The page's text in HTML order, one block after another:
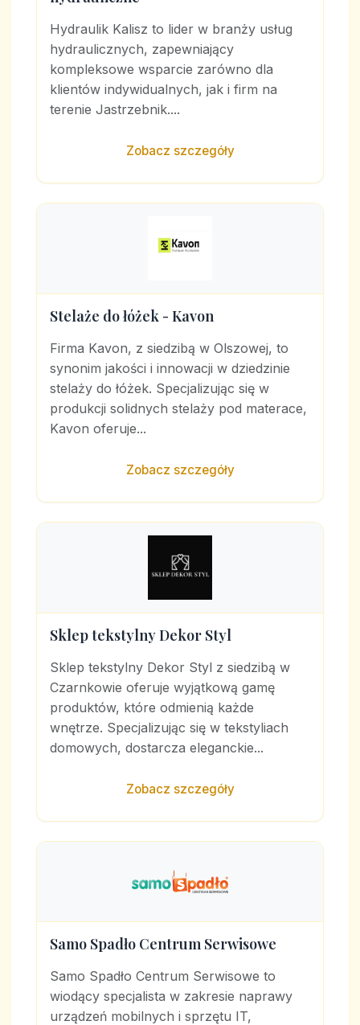
Hydraulik Kalisz to lider w branży usług
hydraulicznych, zapewniający
kompleksowe wsparcie zarówno dla
klientów indywidualnych, jak i firm na
terenie Jastrzebnik....
Zobacz szczegóły
Stelaże do łóżek - Kavon
Firma Kavon, z siedzibą w Olszowej, to
synonim jakości i innowacji w dziedzinie
stelaży do łóżek. Specjalizując się w
produkcji solidnych stelaży pod materace,
Kavon oferuje...
Zobacz szczegóły
Sklep tekstylny Dekor Styl
Sklep tekstylny Dekor Styl z siedzibą w
Czarnkowie oferuje wyjątkową gamę
produktów, które odmienią każde
wnętrze. Specjalizując się w tekstyliach
domowych, dostarcza eleganckie...
Zobacz szczegóły
Samo Spadło Centrum Serwisowe
Samo Spadło Centrum Serwisowe to
wiodący specjalista w zakresie naprawy
urządzeń mobilnych i sprzętu IT,